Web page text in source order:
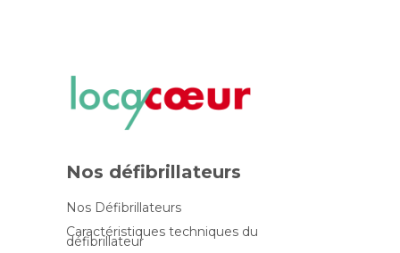
Nos défibrillateurs
Nos Défibrillateurs
Caractéristiques techniques du
défibrillateur